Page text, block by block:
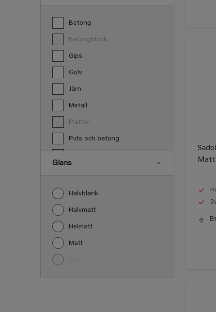
Betong
Betongblock
Gips
Golv
Järn
Metall
Plattor
Puts och betong
Glans
Halvblank
Halvmatt
Helmatt
Matt
Matt